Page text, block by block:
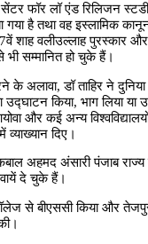
फॉर लॉ एंड रिलिजन स्टडीज
गया है तथा वह इस्लामिक
7वें शाह वलीउल्लाह पुरस्कार और
भी सम्मानित हो चुके हैं।
के अलावा, डॉ ताहिर ने
उद्घाटन किया, भाग लिया या
और कई अन्य
व्याख्यान दिए।
अहमद अंसारी पंजाब
दे चुके हैं।
से बीएससी किया और